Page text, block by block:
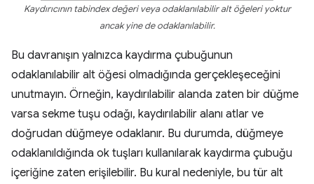
Kaydırıcının tabindex değeri veya odaklanılabilir alt öğeleri yoktur
ancak yine de odaklanılabilir.
Bu davranışın yalnızca kaydırma çubuğunun
odaklanılabilir alt öğesi olmadığında gerçekleşeceğini
unutmayın. Örneğin, kaydırılabilir alanda zaten bir düğme
varsa sekme tuşu odağı, kaydırılabilir alanı atlar ve
doğrudan düğmeye odaklanır. Bu durumda, düğmeye
odaklanıldığında ok tuşları kullanılarak kaydırma çubuğu
içeriğine zaten erişilebilir. Bu kural nedeniyle, bu tür alt